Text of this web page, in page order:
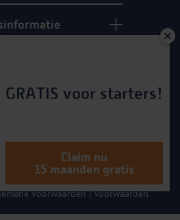
e-Boekhouden.nl
voorwaarden|Voorwaarden
GRATIS voor starters!
Claim nu
15 maanden gratis